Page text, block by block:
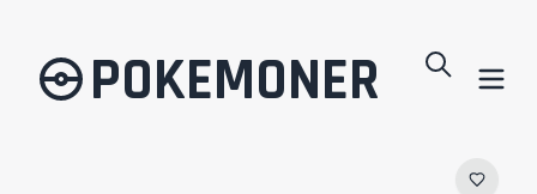
POKEMONER